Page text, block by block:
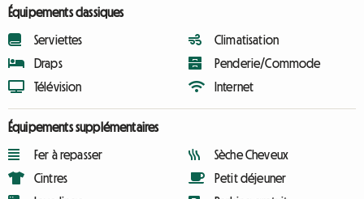
Équipements classiques
Serviettes
Draps
Télévision
Climatisation
Penderie/Commode
Internet
Équipements supplémentaires
Fer à repasser
Cintres
Sèche Cheveux
Petit déjeuner